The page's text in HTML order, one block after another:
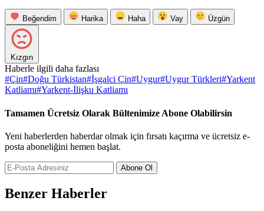
Beğendim Harika Haha Vay Üzgün
Kızgın
Haberle ilgili daha fazlası
#Çin#Doğu Türkistan#İşgalci Çin#Uygur#Uygur Türkleri#Yarkent
Katliamı#Yarkent-İlişku Katliamı
Tamamen Ücretsiz Olarak Bültenimize Abone Olabilirsin
Yeni haberlerden haberdar olmak için fırsatı kaçırma ve ücretsiz e-
posta aboneliğini hemen başlat.
Abone Ol
Benzer Haberler